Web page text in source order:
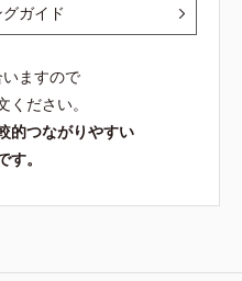
ガイド
ますので
ください。
的つながりやすい
す。